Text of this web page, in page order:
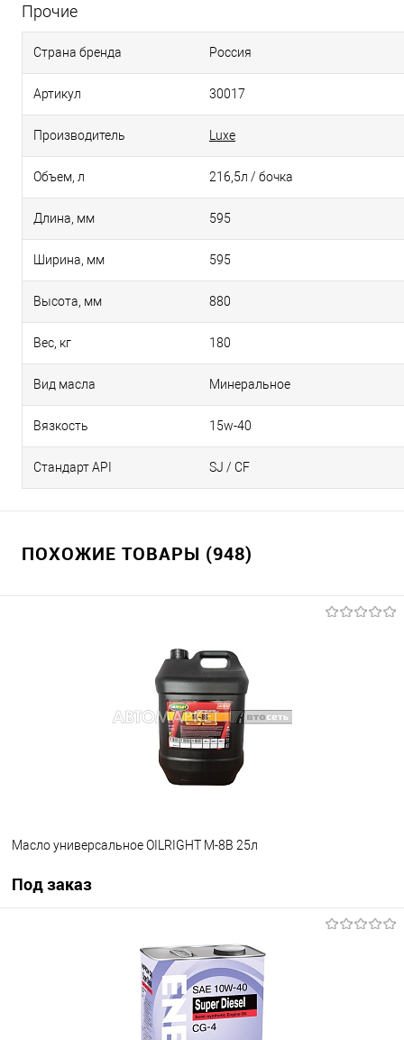
Прочие
Страна бренда Россия
Артикул 30017
Производитель Luxe
Объем, л 216,5л / бочка
Длина, мм 595
Ширина, мм 595
Высота, мм 880
Вес, кг 180
Вид масла Минеральное
Вязкость 15w-40
Стандарт API SJ / CF
ПОХОЖИЕ ТОВАРЫ (948)
Масло универсальное OILRIGHT М-8В 25л
Под заказ
Недоступно